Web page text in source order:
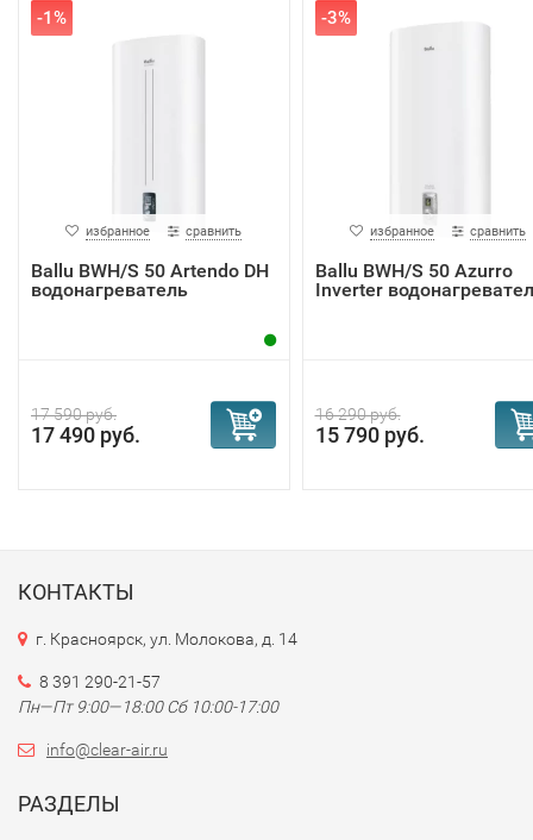
-1%
избранное сравнить
Ballu BWH/S 50 Artendo DH
водонагреватель
17 590 руб.
17 490 руб.
-3%
избранное сравнить
Ballu BWH/S 50 Azurro
Inverter
16 290 руб.
15 790 руб.
КОНТАКТЫ
г. Красноярск, ул. Молокова, д. 14
8 391 290-21-57
Пн—Пт 9:00—18:00 Сб 10:00-17:00
info@clear-air.ru
РАЗДЕЛЫ